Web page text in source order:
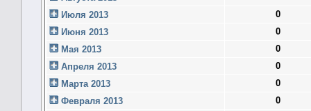
Июля 2013
0
Июня 2013
0
Мая 2013
0
Апреля 2013
0
Марта 2013
0
Февраля 2013
0